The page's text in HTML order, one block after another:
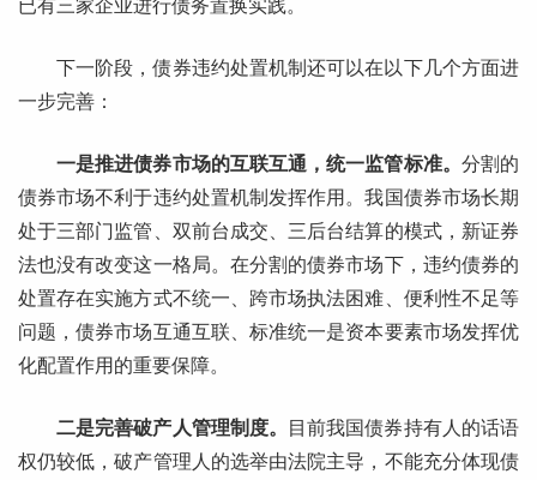
已有三家企业进行债务置换实践。
下一阶段，债券违约处置机制还可以在以下几个方面进
一步完善：
一是推进债券市场的互联互通，统一监管标准。 分割的
债券市场不利于违约处置机制发挥作用。我国债券市场长期
处于三部门监管、双前台成交、三后台结算的模式，新证券
法也没有改变这一格局。在分割的债券市场下，违约债券的
处置存在实施方式不统一、跨市场执法困难、便利性不足等
问题，债券市场互通互联、标准统一是资本要素市场发挥优
化配置作用的重要保障。
二是完善破产人管理制度。
目前我国债券持有人的话语
权仍较低，破产管理人的选举由法院主导，不能充分体现债